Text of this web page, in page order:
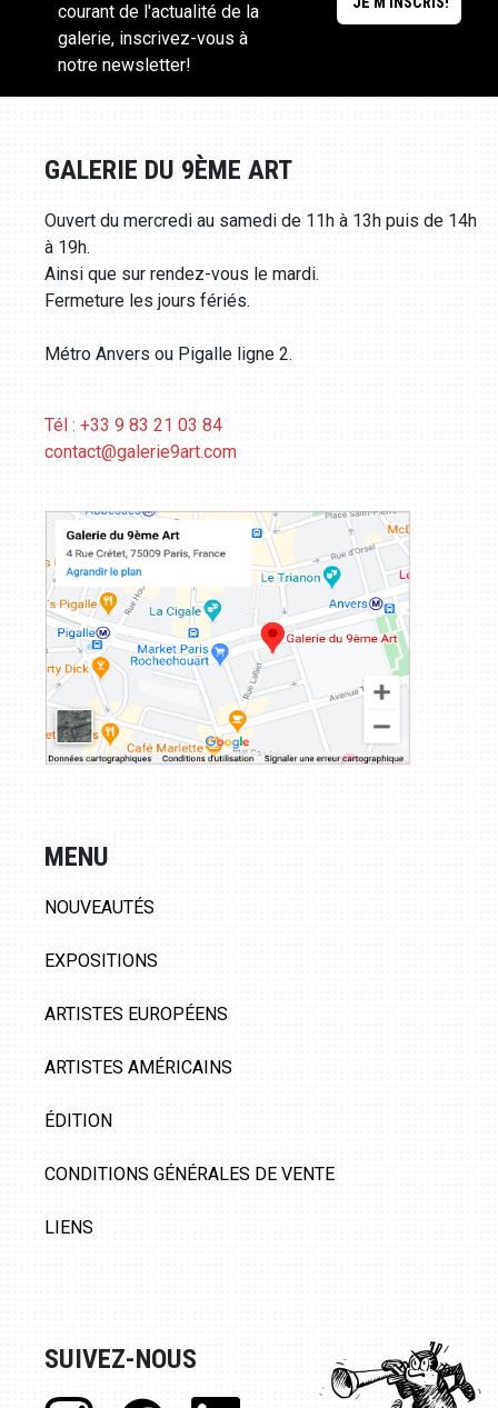
courant de l'actualité de la
galerie, inscrivez-vous à
notre newsletter!
GALERIE DU 9ÈME ART
Ouvert du mercredi au samedi de 11h à 13h puis de 14h
à 19h.
Ainsi que sur rendez-vous le mardi.
Fermeture les jours fériés.
Métro Anvers ou Pigalle ligne 2.
Tél : +33 9 83 21 03 84
contact@galerie9art.com
MENU
NOUVEAUTÉS
EXPOSITIONS
ARTISTES EUROPÉENS
ARTISTES AMÉRICAINS
ÉDITION
CONDITIONS GÉNÉRALES DE VENTE
LIENS
SUIVEZ-NOUS